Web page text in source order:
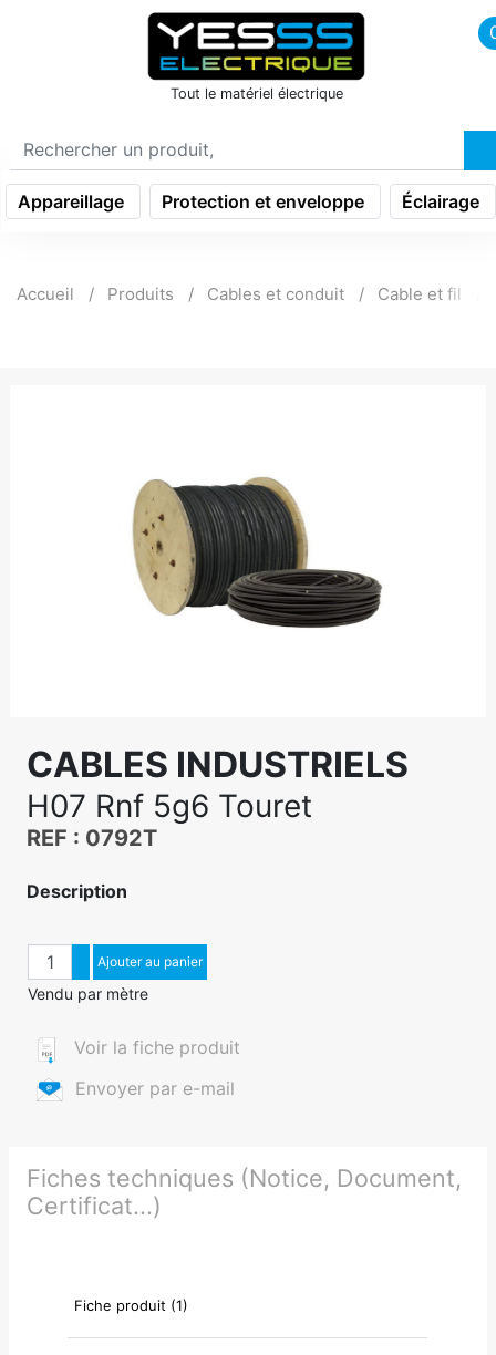
icon menu burger
Tout le matériel électrique
Appareillage Protection et enveloppe Éclairage
Accueil Produits Cables et conduit Cable et fil
CABLES INDUSTRIELS
H07 Rnf 5g6 Touret
REF : 0792T
Description
QuantitéAugmenter quantité
Diminuer quantité
Ajouter au panier
Vendu par mètre
Voir la fiche produit
Envoyer par e-mail
Fiches techniques (Notice, Document,
Certificat...)
Fiche produit (1)